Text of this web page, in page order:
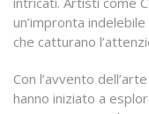
un’impronta
che catturano
Con l’avvento
hanno iniziato a